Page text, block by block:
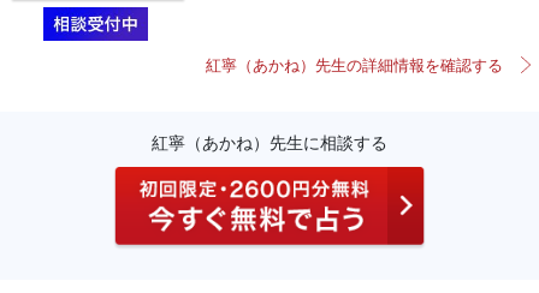
紅寧（あかね）先生の詳細情報を確認する
紅寧（あかね）先生に相談する